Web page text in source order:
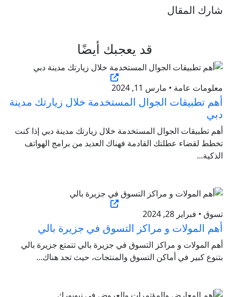
شارك المقال
قد يعجبك أيضًا
معلومات عامة • مارس 11, 2024
أهم تطبيقات الجوال المستخدمة خلال زيارتك مدينة
دبي
أهم تطبيقات الجوال المستخدمة خلال زيارتك مدينة دبي إذا كنت
تخطط لقضاء عطلتك القادمة فهناك العديد من برامج الهواتف
الذكية...
تسوق • فبراير 28, 2024
أهم المولات و مراكز التسوق في جزيرة بالي
أهم المولات و مراكز التسوق في جزيرة بالي تتمتع جزيرة بالي
بتنوع كبير في أماكن التسوق والمنتجات، حيث تجد هناك...